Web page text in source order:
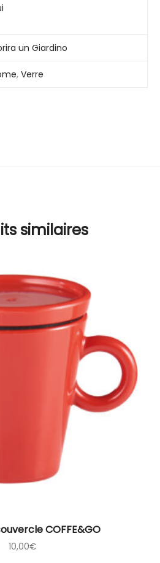
un Giardino
, Verre
similaires
COFFE&GO
10,00€